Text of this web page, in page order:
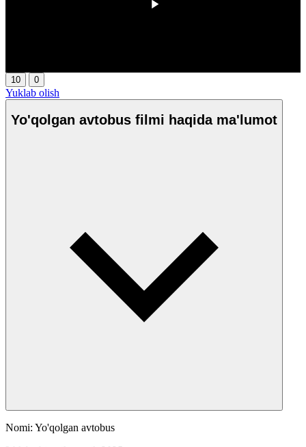
10 0
Yuklab olish
Yo'qolgan avtobus filmi haqida ma'lumot
Nomi: Yo'qolgan avtobus